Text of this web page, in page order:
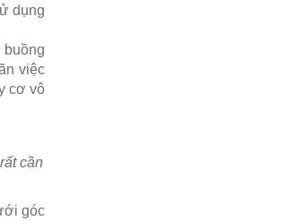
dụng
việc
cơ vô
cần
góc